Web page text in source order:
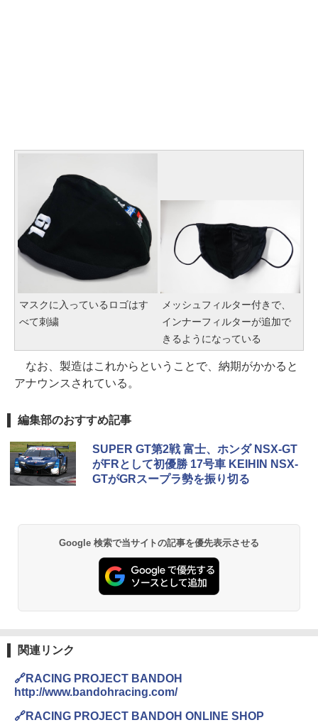
マスクに入っているロゴはす
べて刺繍
メッシュフィルター付きで、
インナーフィルターが追加で
きるようになっている
なお、製造はこれからということで、納期がかかると
アナウンスされている。
編集部のおすすめ記事
SUPER GT第2戦 富士、ホンダ NSX-GT
がFRとして初優勝 17号車 KEIHIN NSX-
GTがGRスープラ勢を振り切る
Google 検索で当サイトの記事を優先表示させる
関連リンク
🔗RACING PROJECT BANDOH
http://www.bandohracing.com/
🔗RACING PROJECT BANDOH ONLINE SHOP